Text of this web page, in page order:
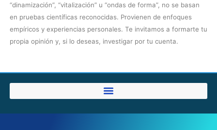
“dinamización”, “vitalización” u “ondas de forma”, no se basan
en pruebas científicas reconocidas. Provienen de enfoques
empíricos y experiencias personales. Te invitamos a formarte tu
propia opinión y, si lo deseas, investigar por tu cuenta.